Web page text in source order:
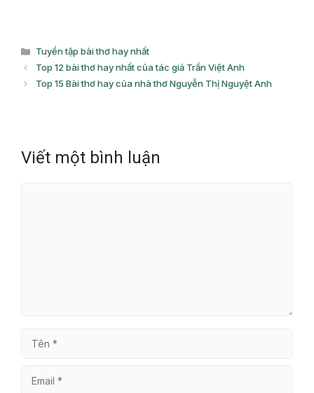
Danh
mục
Tuyển tập bài thơ hay nhất
Top 12 bài thơ hay nhất của tác giả Trần Việt Anh
Top 15 Bài thơ hay của nhà thơ Nguyễn Thị Nguyệt Anh
Viết một bình luận
Tên
Email